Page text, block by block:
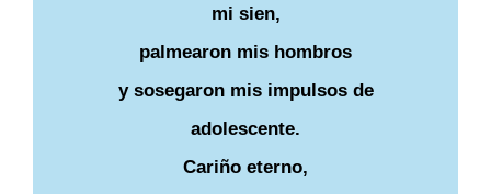
mi sien,
palmearon mis hombros
y sosegaron mis impulsos de
adolescente.
Cariño eterno,